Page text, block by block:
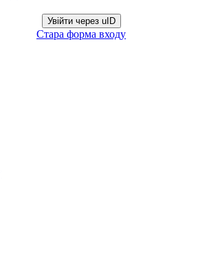
Увійти через uID
Стара форма входу